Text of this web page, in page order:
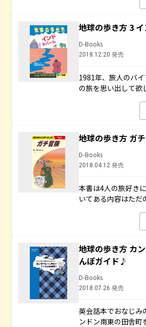
地球の歩き方 3
D-Books
2018.12.20 発売
1981年、旅人のバ
の旅を思い出して欲
地球の歩き方 ガ
D-Books
2018.04.12 発売
本書は4人の旅好き
いてある内容はただ
地球の歩き方 カ
んぽガイド♪
D-Books
2018.07.26 発売
英会話本でおなじみ
ンドン南東の田舎町